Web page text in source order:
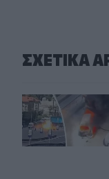
ΣΧΕΤΙΚA
Συρία: Βόμβα